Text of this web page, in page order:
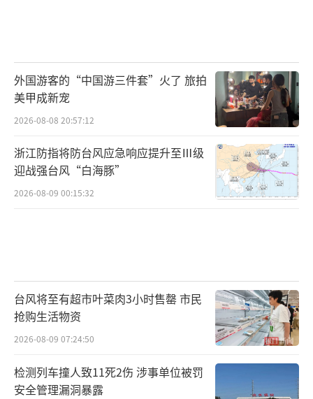
外国游客的“中国游三件套”火了 旅拍
美甲成新宠
2026-08-08 20:57:12
浙江防指将防台风应急响应提升至Ⅲ级
迎战强台风“白海豚”
2026-08-09 00:15:32
台风将至有超市叶菜肉3小时售罄 市民
抢购生活物资
2026-08-09 07:24:50
检测列车撞人致11死2伤 涉事单位被罚
安全管理漏洞暴露